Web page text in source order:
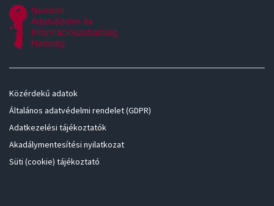
Közérdekű adatok
Általános adatvédelmi rendelet (GDPR)
Adatkezelési tájékoztatók
Akadálymentesítési nyilatkozat
Süti (cookie) tájékoztató